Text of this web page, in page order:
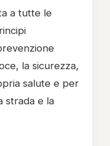
a tutte le
la sicurezza,
salute e per
strada e la